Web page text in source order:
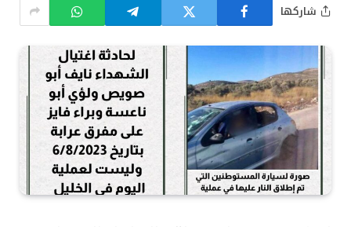
شاركها